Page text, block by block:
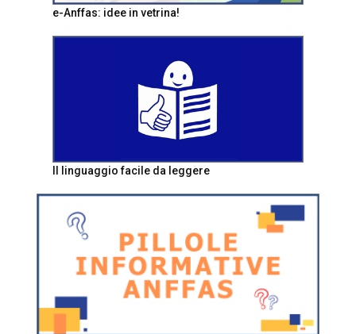
e-Anffas: idee in vetrina!
Il linguaggio facile da leggere